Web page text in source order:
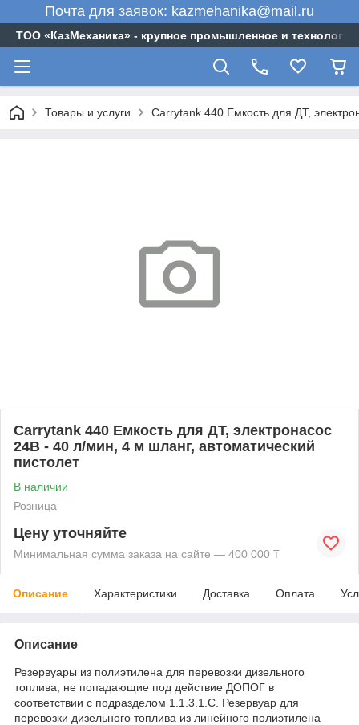
Почта для заявок: kazmehanika@mail.ru
ТОО «‎КазМеханика» - крупное промышленное и
Товары и услуги Carrytank 440 Емкость для ДТ,
Carrytank 440 Емкость для ДТ, электронасос
24В - 40 л/мин, 4 м шланг, автоматический
пистолет
В наличии
Розница
Цену уточняйте
Минимальная сумма заказа на сайте — 400 000 ₸
Описание Характеристики Доставка Оплата
Описание
Резервуары из полиэтилена для перевозки дизельного
топлива, не попадающие под действие ДОПОГ в
соответствии с подразделом 1.1.3.1.C. Резервуар для
перевозки дизельного топлива из линейного полиэтилена